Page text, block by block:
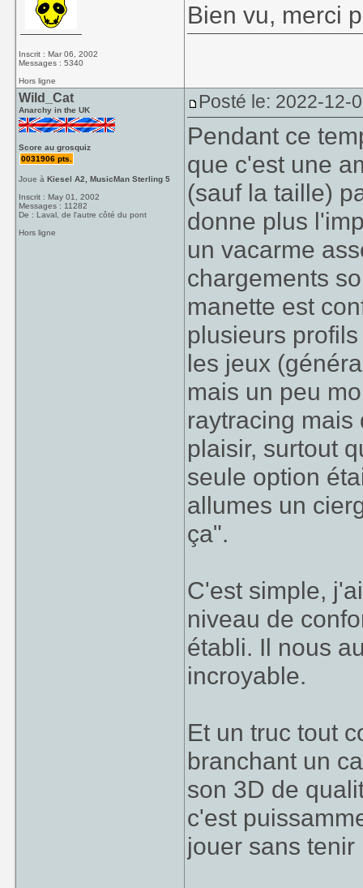
Inscrit : Mar 06, 2002
Messages : 5340
Hors ligne
Bien vu, merci
Wild_Cat
Anarchy in the UK
Score au grosquiz
0031906 pts.
Joue àKiesel A2, MusicMan Sterling 5
Inscrit : May 01, 2002
Messages : 11282
De : Laval, de l'autre côté du pont
Hors ligne
Posté le: 2022-12-
Pendant ce
que c'est une
(sauf la taille)
donne plus
un vacarme
chargements
manette est
plusieurs
les jeux
mais un peu
raytracing mais
plaisir, surtout
seule option
allumes un
ça".
C'est simple,
niveau de
établi. Il nous
incroyable.
Et un truc tout
branchant un
son 3D de
c'est
jouer sans